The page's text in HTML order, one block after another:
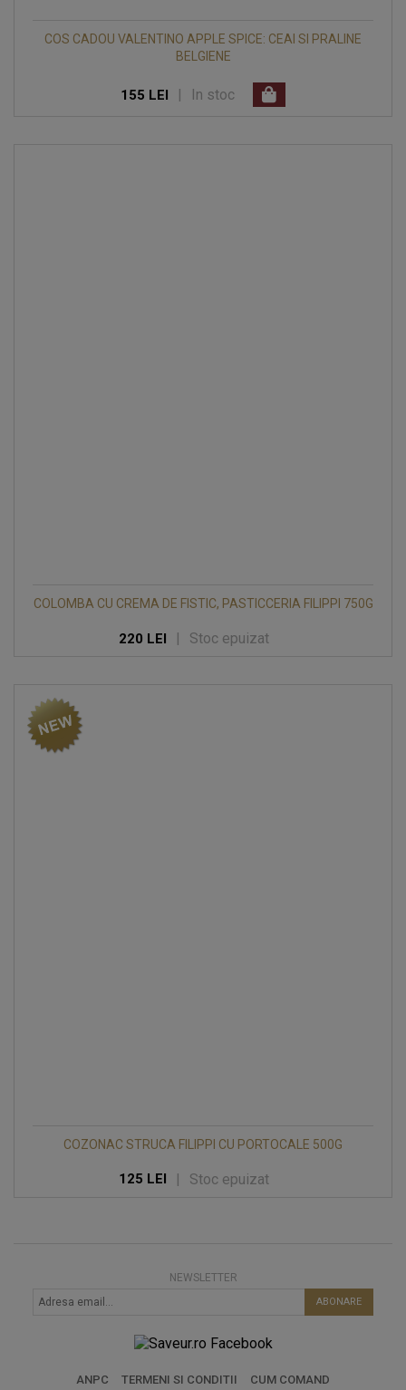
COS CADOU VALENTINO APPLE SPICE: CEAI SI PRALINE
BELGIENE
155 LEI In stoc
COLOMBA CU CREMA DE FISTIC, PASTICCERIA FILIPPI 750G
220 LEI Stoc epuizat
COZONAC STRUCA FILIPPI CU PORTOCALE 500G
125 LEI | Stoc epuizat
NEWSLETTER
ABONARE
ANPC TERMENI SI CONDITII CUM COMAND